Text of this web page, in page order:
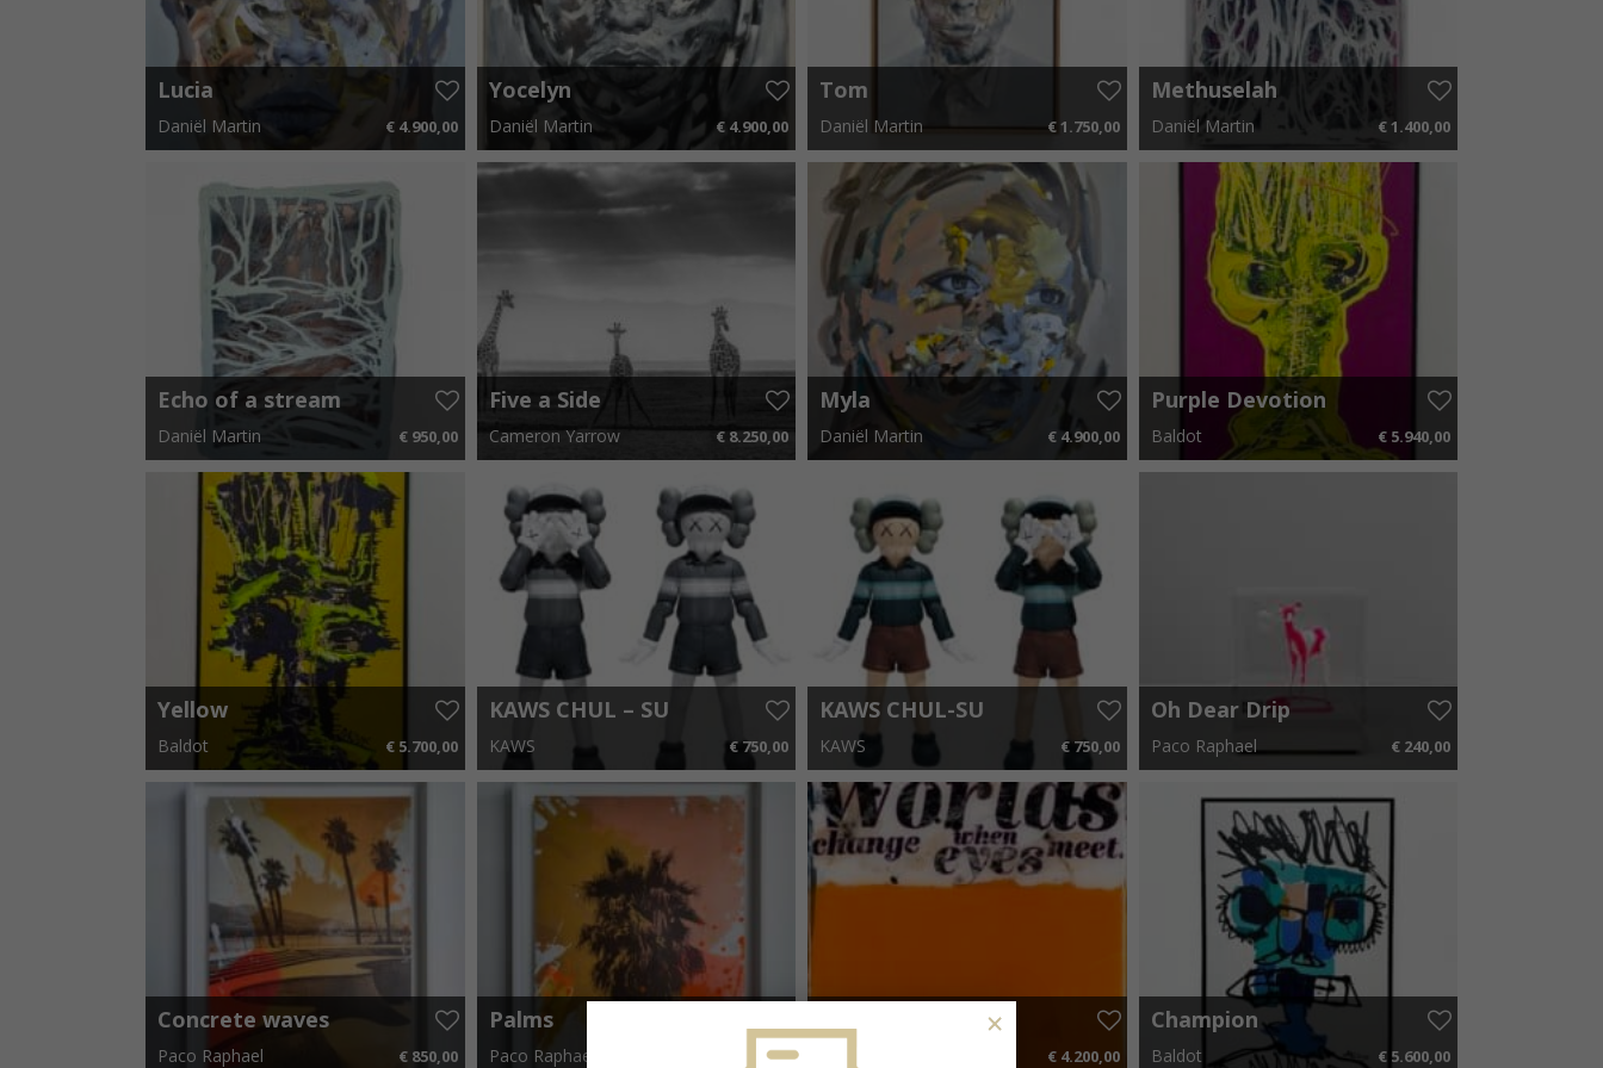
Lucia
Daniël Martin € 4.900,00
Yocelyn
Daniël Martin € 4.900,00
120 cm x 140 cm € 73,50 p.m.
Tom
Daniël Martin € 1.750,00
50 cm x 70 cm € 26,25 p.m.
Methuselah
Daniël Martin € 1.400,00
40 cm x 50 cm € 21,00 p.m.
Echo of a stream
Daniël Martin € 950,00
40 cm x 55 cm € 14,25 p.m.
Five a Side
Cameron Yarrow € 8.250,00
Myla
Daniël Martin € 4.900,00
Purple Devotion
Baldot € 5.940,00
105 cm x 170 cm € 89,10 p.m.
Yellow
Baldot € 5.700,00
94 cm x 164 cm € 85,50 p.m.
KAWS CHUL – SU
KAWS € 750,00
x 40 cm
KAWS CHUL-SU
Colour
KAWS € 750,00
x 40 cm
Oh Dear Drip
Paco Raphael € 240,00
Concrete waves
Paco Raphael € 850,00
Palms
Paco Raphael € 850,00 € 4.200,00
Champion
Baldot € 5.600,00
×